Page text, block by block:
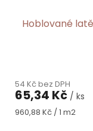
Hoblované
54 Kč bez DPH
65,34 Kč / ks
Měrná
960,88 Kč / 1 m2